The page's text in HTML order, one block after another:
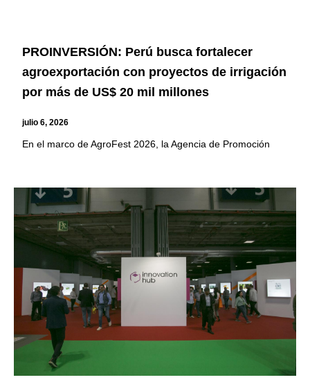
PROINVERSIÓN: Perú busca fortalecer
agroexportación con proyectos de irrigación
por más de US$ 20 mil millones
julio 6, 2026
En el marco de AgroFest 2026, la Agencia de Promoción